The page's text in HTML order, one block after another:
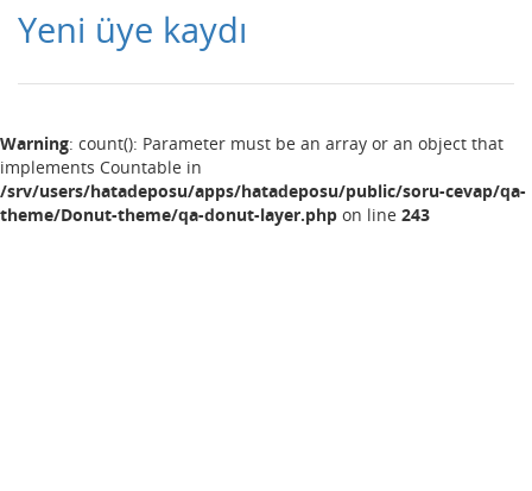
Yeni üye kaydı
Warning: count(): Parameter must be an array or an object that
implements Countable in
/srv/users/hatadeposu/apps/hatadeposu/public/soru-cevap/qa-
theme/Donut-theme/qa-donut-layer.php on line 243